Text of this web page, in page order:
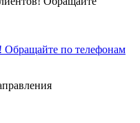
Обращайте по телефонам